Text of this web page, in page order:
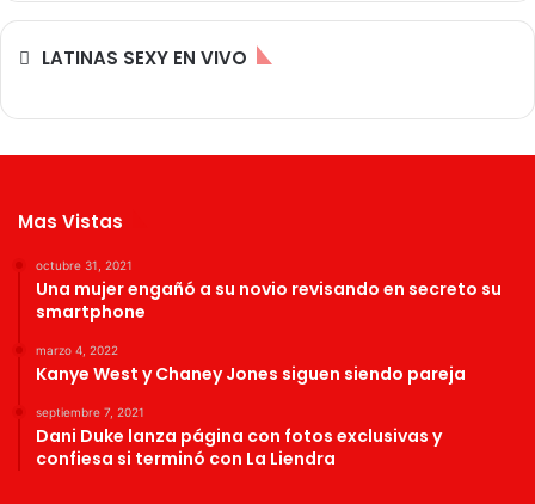
LATINAS SEXY EN VIVO
Mas Vistas
octubre 31, 2021
Una mujer engañó a su novio revisando en secreto su
smartphone
marzo 4, 2022
Kanye West y Chaney Jones siguen siendo pareja
septiembre 7, 2021
Dani Duke lanza página con fotos exclusivas y
confiesa si terminó con La Liendra